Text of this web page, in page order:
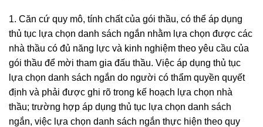
1. Căn cứ quy mô, tính chất của gói thầu, có thể áp dụng
thủ tục lựa chọn danh sách ngắn nhằm lựa chọn được các
nhà thầu có đủ năng lực và kinh nghiệm theo yêu cầu của
gói thầu để mời tham gia đấu thầu. Việc áp dụng thủ tục
lựa chọn danh sách ngắn do người có thẩm quyền quyết
định và phải được ghi rõ trong kế hoạch lựa chọn nhà
thầu; trường hợp áp dụng thủ tục lựa chọn danh sách
ngắn, việc lựa chọn danh sách ngắn thực hiện theo quy